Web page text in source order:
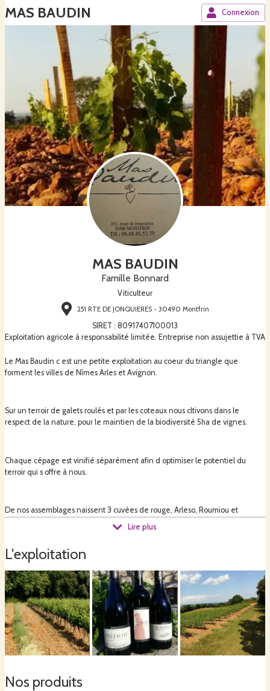
MAS BAUDIN Connexion
MAS BAUDIN
Famille Bonnard
Viticulteur
251 RTE DE JONQUIERES - 30490 Montfrin
SIRET : 80917407100013
Exploitation agricole à responsabilité limitée. Entreprise non assujettie à TVA
Le Mas Baudin c est une petite exploitation au coeur du triangle que
forment les villes de Nîmes Arles et Avignon.
Sur un terroir de galets roulés et par les coteaux nous cltivons dans le
respect de la nature, pour le maintien de la biodiversité 5ha de vignes.
Chaque cépage est vinifié séparément afin d optimiser le potentiel du
terroir qui s offre à nous.
De nos assemblages naissent 3 cuvées de rouge, Arleso, Roumiou et
Des vignes et.... Quelques 2.5ha d oliviers.
Issue de récolte manuelle et pressée à froid notre huile d olive au fruité vert
pomme ne demande qu à ravir les amateurs de terroir, Picholine, Aglandau,
Bouteillan.
Lire plus
L'exploitation
Nos produits